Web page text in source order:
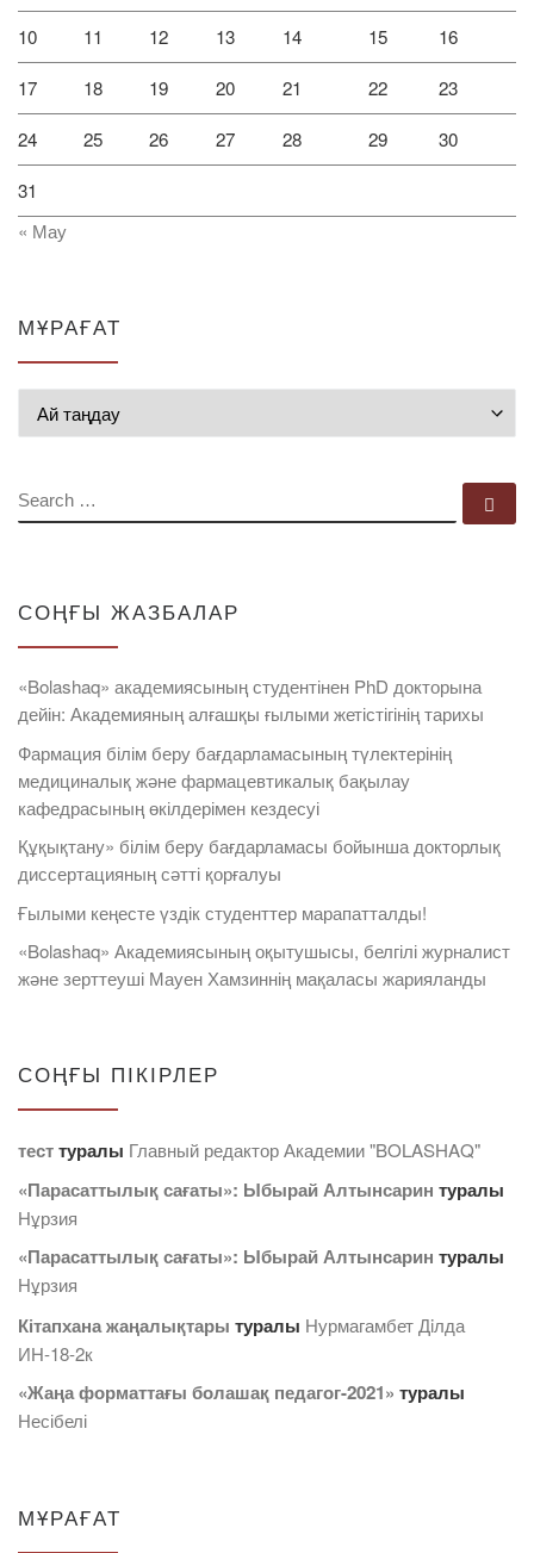
10 11 12 13 14 15 16
17 18 19 20 21 22 23
24 25 26 27 28 29 30
31
« Мау
МҰРАҒАТ
SEARCH
СОҢҒЫ ЖАЗБАЛАР
«Bolashaq» академиясының студентінен PhD докторына
дейін: Академияның алғашқы ғылыми жетістігінің тарихы
Фармация білім беру бағдарламасының түлектерінің
медициналық және фармацевтикалық бақылау
кафедрасының өкілдерімен кездесуі
Құқықтану» білім беру бағдарламасы бойынша докторлық
диссертацияның сәтті қорғалуы
Ғылыми кеңесте үздік студенттер марапатталды!
«Bolashaq» Академиясының оқытушысы, белгілі журналист
және зерттеуші Мауен Хамзиннің мақаласы жарияланды
СОҢҒЫ ПІКІРЛЕР
тесттуралы Главный редактор Академии "BOLASHAQ"
«Парасаттылық сағаты»: Ыбырай Алтынсарин туралы
Нұрзия
«Парасаттылық сағаты»: Ыбырай Алтынсарин туралы
Нұрзия
Кітапхана жаңалықтары туралы Нурмагамбет Дiлда
ИН-18-2к
«Жаңа форматтағы болашақ педагог-2021» туралы
Несібелі
МҰРАҒАТ